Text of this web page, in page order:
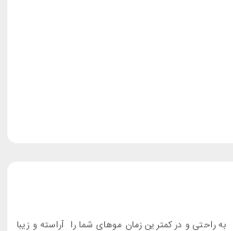
برس حرارتی straight comb مدل FH-909 به راحتی و در کمترین زمان موهای شما را آراسته و زیبا